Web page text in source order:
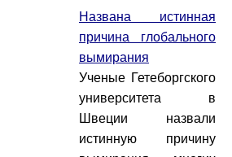
Названа истинная
причина глобального
вымирания
Ученые Гетеборгского
университета в
Швеции назвали
истинную причину